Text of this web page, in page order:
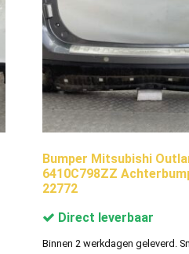
Bumper Mitsubishi
6410C798ZZ
22772
Direct leverbaar
Binnen 2 werkdagen geleverd.